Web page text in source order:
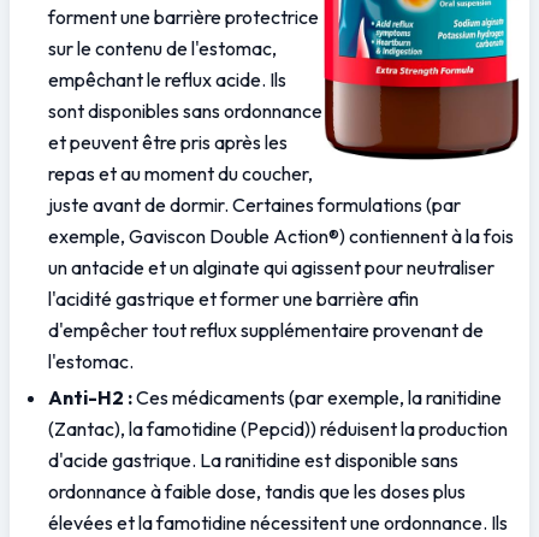
forment une barrière protectrice
sur le contenu de l'estomac,
empêchant le reflux acide. Ils
sont disponibles sans ordonnance
et peuvent être pris après les
repas et au moment du coucher,
juste avant de dormir. Certaines formulations (par
exemple, Gaviscon Double Action®) contiennent à la fois
un antacide et un alginate qui agissent pour neutraliser
l'acidité gastrique et former une barrière afin
d'empêcher tout reflux supplémentaire provenant de
l'estomac.
Anti-H2 : Ces médicaments (par exemple, la ranitidine
(Zantac), la famotidine (Pepcid)) réduisent la production
d'acide gastrique. La ranitidine est disponible sans
ordonnance à faible dose, tandis que les doses plus
élevées et la famotidine nécessitent une ordonnance. Ils